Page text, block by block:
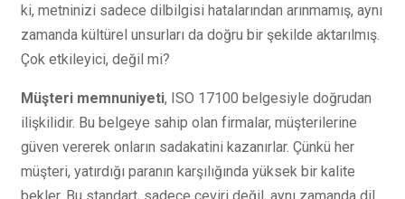
ki, metninizi sadece dilbilgisi hatalarından arınmamış, aynı
zamanda kültürel unsurları da doğru bir şekilde aktarılmış.
Çok etkileyici, değil mi?
Müşteri memnuniyeti, ISO 17100 belgesiyle doğrudan
ilişkilidir. Bu belgeye sahip olan firmalar, müşterilerine
güven vererek onların sadakatini kazanırlar. Çünkü her
müşteri, yatırdığı paranın karşılığında yüksek bir kalite